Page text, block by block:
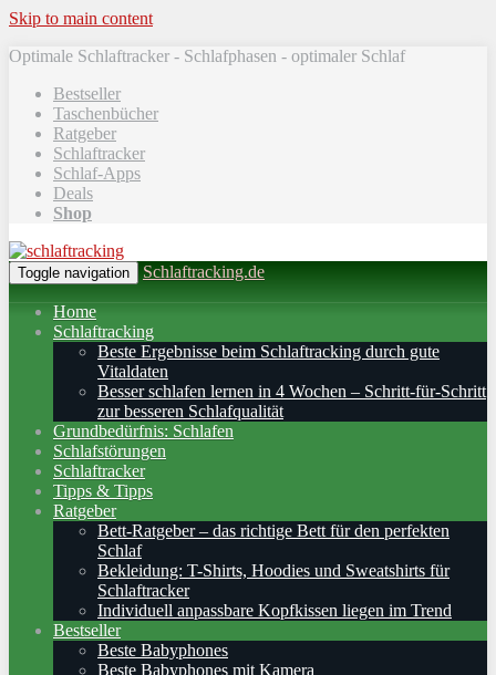
Skip to main content
Optimale Schlaftracker - Schlafphasen - optimaler Schlaf
Bestseller
Taschenbücher
Ratgeber
Schlaftracker
Schlaf-Apps
Deals
Shop
Toggle navigation Schlaftracking.de
Home
Schlaftracking
Beste Ergebnisse beim Schlaftracking durch gute
Vitaldaten
Besser schlafen lernen in 4 Wochen – Schritt‑für‑Schritt
zur besseren Schlafqualität
Grundbedürfnis: Schlafen
Schlafstörungen
Schlaftracker
Tipps & Tipps
Ratgeber
Bett-Ratgeber – das richtige Bett für den perfekten
Schlaf
Bekleidung: T-Shirts, Hoodies und Sweatshirts für
Schlaftracker
Individuell anpassbare Kopfkissen liegen im Trend
Bestseller
Beste Babyphones
Beste Babyphones mit Kamera